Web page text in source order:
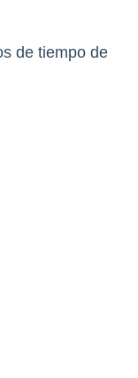
de tiempo de